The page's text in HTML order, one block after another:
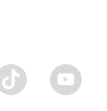
Youtube